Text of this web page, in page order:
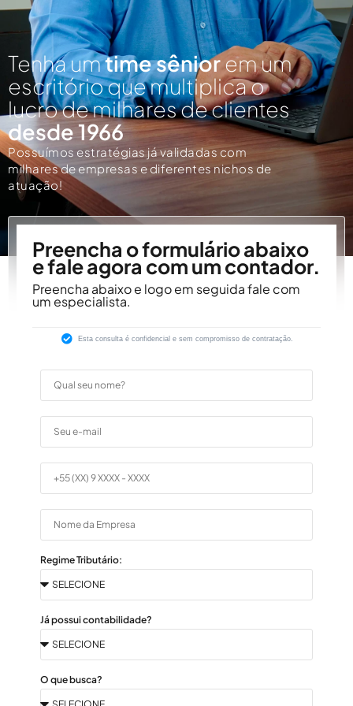
Tenha umtime sêniorem um
escritório que multiplica o
lucro de milhares de clientes
desde 1966
Possuímos estratégias já validadas com
milhares de empresas e diferentes nichos de
atuação!
Preencha o formulário abaixo
e fale agora com um contador.
Preencha abaixo e logo em seguida fale com
um especialista.
Esta consulta é confidencial e sem compromisso de contratação.
Regime Tributário:
Já possui contabilidade?
O que busca?